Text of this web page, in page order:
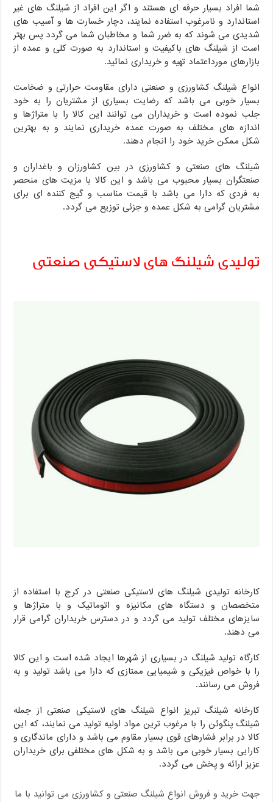
شما افراد بسیار حرفه ای هستند و اگر این افراد از شیلنگ های غیر
استاندارد و نامرغوب استفاده نمایند، دچار خسارت ها و آسیب های
شدیدی می شوند که به ضرر شما و مخاطبان شما می گردد پس بهتر
است از شیلنگ های باکیفیت و استاندارد به صورت کلی و عمده از
بازارهای مورداعتماد تهیه و خریداری نمائید.
انواع شیلنگ کشاورزی و صنعتی دارای مقاومت حرارتی و ضخامت
بسیار خوبی می باشد که رضایت بسیاری از مشتریان را به خود
جلب نموده است و خریداران می توانند این کالا را با متراژها و
اندازه های مختلف به صورت عمده خریداری نمایند و به بهترین
شکل ممکن خرید خود را انجام دهند.
شیلنگ های صنعتی و کشاورزی در بین کشاورزان و باغداران و
صنعتگران بسیار محبوب می باشد و این کالا با مزیت های منحصر
به فردی که دارا می باشد با قیمت مناسب و گیج کننده ای برای
مشتریان گرامی به شکل عمده و جزئی توزیع می گردد.
تولیدی شیلنگ های لاستیکی صنعتی
کارخانه تولیدی شیلنگ های لاستیکی صنعتی در کرج با استفاده از
متخصصان و دستگاه های مکانیزه و اتوماتیک و با متراژها و
سایزهای مختلف تولید می گردد و در دسترس خریداران گرامی قرار
می دهند.
کارگاه تولید شیلنگ در بسیاری از شهرها ایجاد شده است و این کالا
را با خواص فیزیکی و شیمیایی ممتازی که دارا می باشد تولید و به
فروش می رسانند.
کارخانه شیلنگ تبریز انواع شیلنگ های لاستیکی صنعتی از جمله
شیلنگ پنگوئن را با مرغوب ترین مواد اولیه تولید می نمایند، که این
کالا در برابر فشارهای قوی بسیار مقاوم می باشد و دارای ماندگاری و
کارایی بسیار خوبی می باشد و به شکل های مختلفی برای خریداران
عزیز ارائه و پخش می گردد.
جهت خرید و فروش انواع شیلنگ صنعتی و کشاورزی می توانید با ما